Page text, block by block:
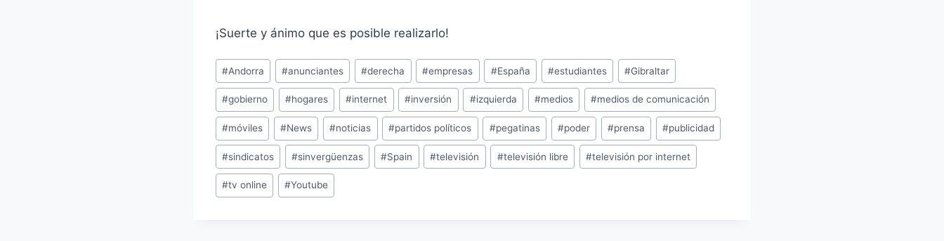
¡Suerte y ánimo que es posible realizarlo!
Etiquetas
de
la
entrada:
#Andorra #anunciantes #derecha #empresas #España #estudiantes #Gibraltar
#gobierno #hogares #internet #inversión #izquierda #medios #medios de comunicación
#móviles #News #noticias #partidos políticos #pegatinas #poder #prensa #publicidad
#sindicatos #sinvergüenzas #Spain #televisión #televisión libre #televisión por internet
#tv online #Youtube